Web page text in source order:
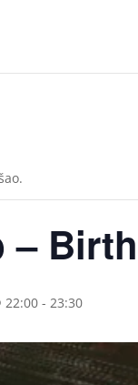
–
22:00 - 23:30